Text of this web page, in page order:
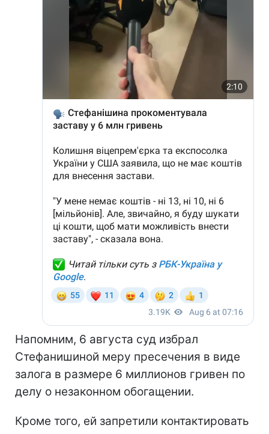
Напомним, 6 августа суд избрал
Стефанишиной меру пресечения в виде
залога в размере 6 миллионов гривен по
делу о незаконном обогащении.
Кроме того, ей запретили контактировать